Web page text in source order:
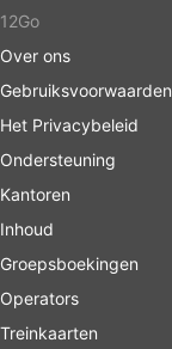
12Go
Over ons
Gebruiksvoorwaarden
Het Privacybeleid
Ondersteuning
Kantoren
Inhoud
Groepsboekingen
Operators
Treinkaarten